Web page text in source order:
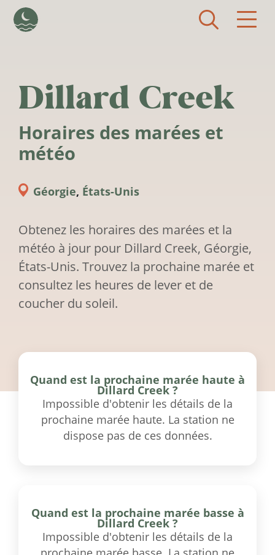
Dillard Creek
Horaires des marées et
météo
Géorgie, États-Unis
Obtenez les horaires des marées et la
météo à jour pour Dillard Creek, Géorgie,
États-Unis. Trouvez la prochaine marée et
consultez les heures de lever et de
coucher du soleil.
Quand est la prochaine marée haute à
Dillard Creek ?
Impossible d'obtenir les détails de la
prochaine marée haute. La station ne
dispose pas de ces données.
Quand est la prochaine marée basse à
Dillard Creek ?
Impossible d'obtenir les détails de la